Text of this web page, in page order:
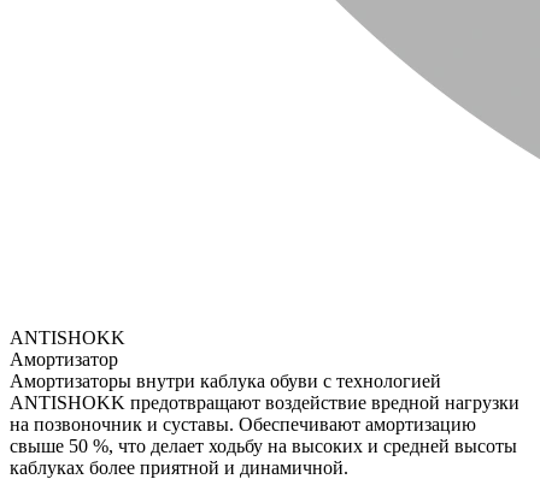
ANTISHOKK
Амортизатор
Амортизаторы внутри каблука обуви с технологией
ANTISHOKK предотвращают воздействие вредной нагрузки
на позвоночник и суставы. Обеспечивают амортизацию
свыше 50 %, что делает ходьбу на высоких и средней высоты
каблуках более приятной и динамичной.